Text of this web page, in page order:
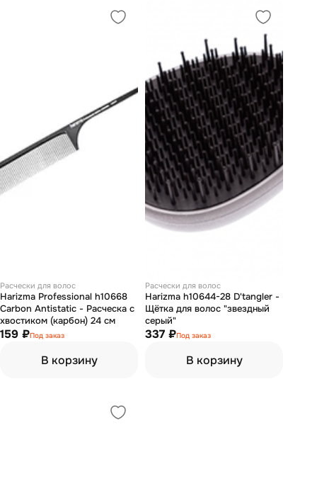
Расчески для волос
Harizma Professional h10668
Carbon Antistatic - Расческа с
хвостиком (карбон) 24 см
159 ₽Под заказ
В корзину
Расчески для волос
Harizma h10644-28 D'tangler -
Щётка для волос "звездный
серый"
337 ₽Под заказ
В корзину